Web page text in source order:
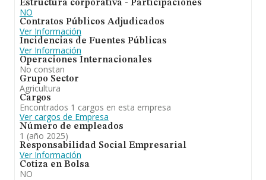
Estructura corporativa - Participaciones
NO
Contratos Públicos Adjudicados
Ver Información
Incidencias de Fuentes Públicas
Ver Información
Operaciones Internacionales
No constan
Grupo Sector
Agricultura
Cargos
Encontrados 1 cargos en esta empresa
Ver cargos de Empresa
Número de empleados
1 (año 2025)
Responsabilidad Social Empresarial
Ver Información
Cotiza en Bolsa
NO